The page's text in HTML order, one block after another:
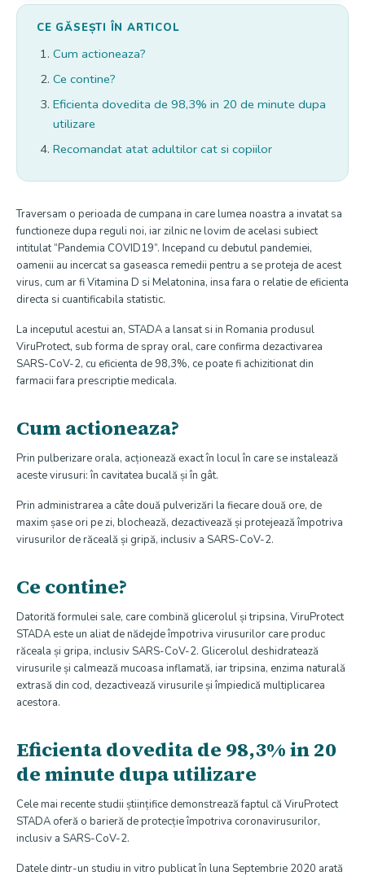
CE GĂSEȘTI ÎN ARTICOL
Cum actioneaza?
Ce contine?
Eficienta dovedita de 98,3% in 20 de minute dupa
utilizare
Recomandat atat adultilor cat si copiilor
Traversam o perioada de cumpana in care lumea noastra a invatat sa
functioneze dupa reguli noi, iar zilnic ne lovim de acelasi subiect
intitulat “Pandemia COVID19”. Incepand cu debutul pandemiei,
oamenii au incercat sa gaseasca remedii pentru a se proteja de acest
virus, cum ar fi Vitamina D si Melatonina, insa fara o relatie de eficienta
directa si cuantificabila statistic.
La inceputul acestui an, STADA a lansat si in Romania produsul
ViruProtect, sub forma de spray oral, care confirma dezactivarea
SARS-CoV-2, cu eficienta de 98,3%, ce poate fi achizitionat din
farmacii fara prescriptie medicala.
Cum actioneaza?
Prin pulberizare orala, acționează exact în locul în care se instalează
aceste virusuri: în cavitatea bucală și în gât.
Prin administrarea a câte două pulverizări la fiecare două ore, de
maxim șase ori pe zi, blochează, dezactivează și protejează împotriva
virusurilor de răceală și gripă, inclusiv a SARS-CoV-2.
Ce contine?
Datorită formulei sale, care combină glicerolul și tripsina, ViruProtect
STADA este un aliat de nădejde împotriva virusurilor care produc
răceala și gripa, inclusiv SARS-CoV-2. Glicerolul deshidratează
virusurile și calmează mucoasa inflamată, iar tripsina, enzima naturală
extrasă din cod, dezactivează virusurile și împiedică multiplicarea
acestora.
Eficienta dovedita de 98,3% in 20
de minute dupa utilizare
Cele mai recente studii științifice demonstrează faptul că ViruProtect
STADA oferă o barieră de protecție împotriva coronavirusurilor,
inclusiv a SARS-CoV-2.
Datele dintr-un studiu in vitro publicat în luna Septembrie 2020 arată